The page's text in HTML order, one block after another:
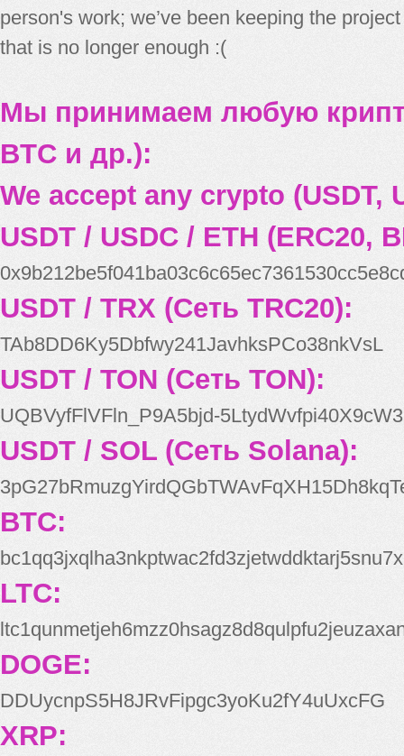
person's work; we’ve been keeping the
that is no longer enough :(
Мы принимаем любую
BTC и др.):
We accept any crypto (USDT,
USDT / USDC / ETH (ERC20,
USDT / TRX (Сеть TRC20):
TAb8DD6Ky5Dbfwy241JavhksPCo38nkVsL
USDT / TON (Сеть TON):
UQBVyfFlVFln_P9A5bjd-
USDT / SOL (Сеть Solana):
BTC:
bc1qq3jxqlha3nkptwac2fd3zjetwddktarj5snu7x
LTC:
DOGE:
DDUycnpS5H8JRvFipgc3yoKu2fY4uUxcFG
XRP: